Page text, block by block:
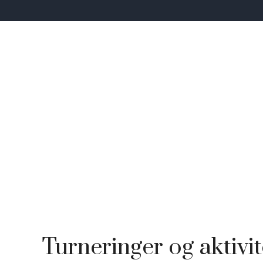
Turneringer og